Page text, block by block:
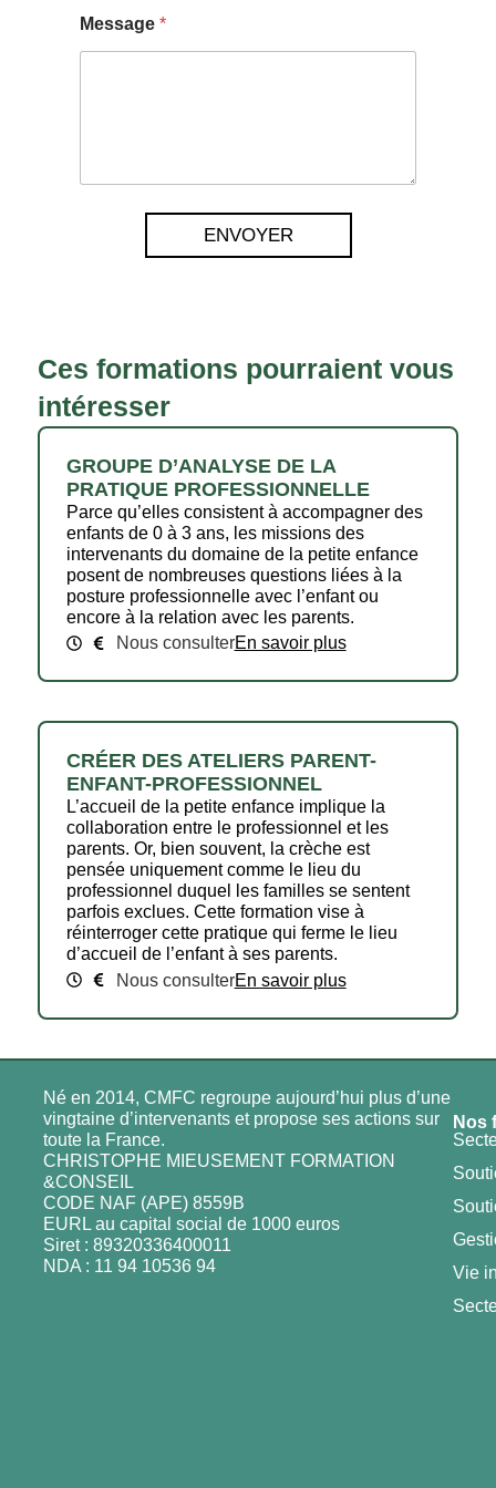
Message *
ENVOYER
Ces formations pourraient vous
intéresser
GROUPE D’ANALYSE DE LA
PRATIQUE PROFESSIONNELLE
Parce qu’elles consistent à accompagner des
enfants de 0 à 3 ans, les missions des
intervenants du domaine de la petite enfance
posent de nombreuses questions liées à la
posture professionnelle avec l’enfant ou
encore à la relation avec les parents.
Nous consulterEn savoir plus
CRÉER DES ATELIERS PARENT-
ENFANT-PROFESSIONNEL
L’accueil de la petite enfance implique la
collaboration entre le professionnel et les
parents. Or, bien souvent, la crèche est
pensée uniquement comme le lieu du
professionnel duquel les familles se sentent
parfois exclues. Cette formation vise à
réinterroger cette pratique qui ferme le lieu
d’accueil de l’enfant à ses parents.
Nous consulterEn savoir plus
Né en 2014, CMFC regroupe aujourd’hui plus d’une
vingtaine d’intervenants et propose ses actions sur
toute la France.
CHRISTOPHE MIEUSEMENT FORMATION
&CONSEIL
CODE NAF (APE) 8559B
EURL au capital social de 1000 euros
Siret : 89320336400011
NDA : 11 94 10536 94
Nos
Vie